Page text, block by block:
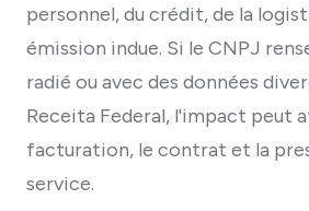
personnel, du crédit, de la
émission indue. Si le CNPJ
radié ou avec des données
Receita Federal, l'impact peut
facturation, le contrat et la
service.